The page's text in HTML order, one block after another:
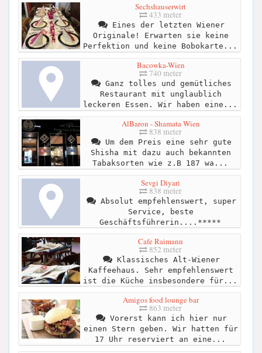
Sechshauserwirt
433 meter
Eines der letzten Wiener
Originale! Erwarten sie keine
Perfektion und keine Bobokarte...
Bacowka-Wien
740 meter
Ganz tolles und gemütliches
Restaurant mit unglaublich
leckeren Essen. Wir haben eine...
AlBaron - Shamata Wien
838 meter
Um dem Preis eine sehr gute
Shisha mit dazu auch bekannten
Tabaksorten wie z.B 187 wa...
Sevgi Diyari
838 meter
Absolut empfehlenswert, super
Service, beste
Geschäftsführerin....*****
Cafe Raimann
852 meter
Klassisches Alt-Wiener
Kaffeehaus. Sehr empfehlenswert
ist die Küche insbesondere für...
Amigos food lounge bar
863 meter
Vorerst kann ich hier nur
einen Stern geben. Wir hatten für
17 Uhr reserviert an eine...